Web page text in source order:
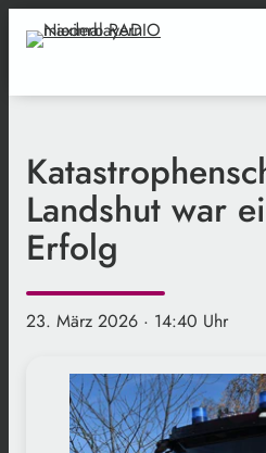
Landshut war
Erfolg
23. März 2026 · 14:40 Uhr